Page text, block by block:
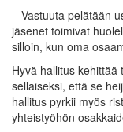
– Vastuuta pelätään
jäsenet toimivat
silloin, kun oma
Hyvä hallitus
sellaiseksi, että se
hallitus pyrkii myös
yhteistyöhön